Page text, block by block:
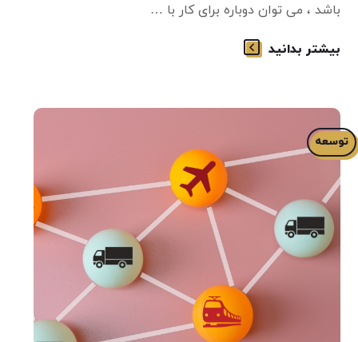
باشد ، می توان دوباره برای کار با …
بیشتر بدانید
توسعه